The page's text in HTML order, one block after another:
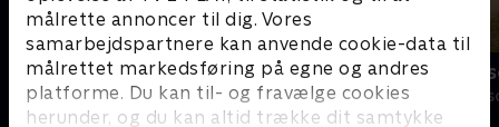
målrette annoncer til dig. Vores
samarbejdspartnere kan anvende cookie-data til
målrettet markedsføring på egne og andres
platforme. Du kan til- og fravælge cookies
herunder, og du kan altid trække dit samtykke
Forræder
Reality • 4 sæsoner
Landmand
Reality • 13